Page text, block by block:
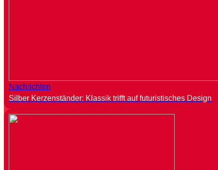
Nachrichten
Silber Kerzenständer: Klassik trifft auf futuristisches Design